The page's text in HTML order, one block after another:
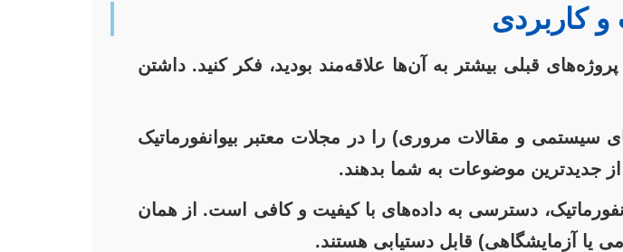
کاربردی
قبلی بیشتر به آن‌ها علاقه‌مند بودید، فکر کنید. داشتن
سیستمی و مقالات مروری) را در مجلات معتبر بیوانفورماتیک
از جدیدترین موضوعات به شما بدهند.
دسترسی به داده‌های با کیفیت و کافی است. از همان
یا آزمایشگاهی) قابل دستیابی هستند.